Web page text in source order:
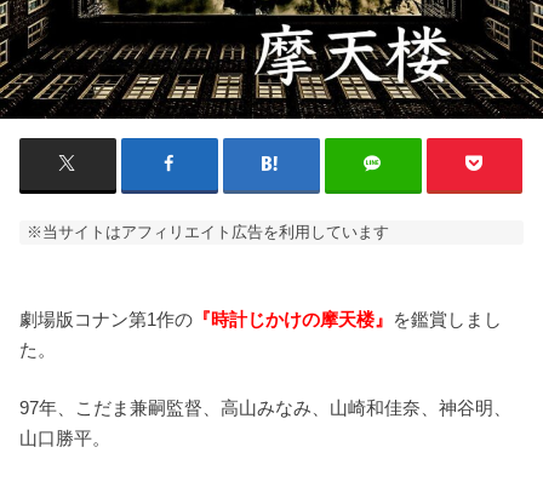
※当サイトはアフィリエイト広告を利用しています
劇場版コナン第1作の 『時計じかけの摩天楼』 を鑑賞しまし
た。
97年、こだま兼嗣監督、高山みなみ、山崎和佳奈、神谷明、
山口勝平。